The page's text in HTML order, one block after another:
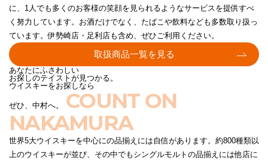
に、1人でも多くのお客様の笑顔を見られるようなサービスを提供すべ
く努力しています。お酒だけでなく、たばこや飲料なども多数取り扱っ
ています。伊勢崎店・足利店も含め、ぜひご利用ください。
取扱商品一覧を見る
あなたにふさわしい
お探しのテイストが見つかる。
ウイスキーをお探しなら
ぜひ、中村へ。 COUNT ON
NAKAMURA
世界5大ウイスキーを中心にの品揃えには自信があります。約800種類以
上のウイスキーが並び、その中でもシングルモルトの品揃えには他店に